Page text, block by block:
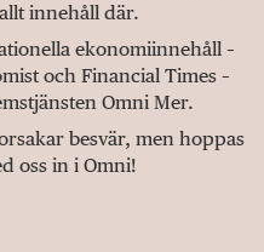
innehåll där.
ekonomiinnehåll –
och Financial Times –
Omni Mer.
besvär, men hoppas
oss in i Omni!